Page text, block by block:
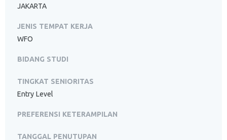
JAKARTA
JENIS TEMPAT KERJA
WFO
BIDANG STUDI
TINGKAT SENIORITAS
Entry Level
PREFERENSI KETERAMPILAN
TANGGAL PENUTUPAN